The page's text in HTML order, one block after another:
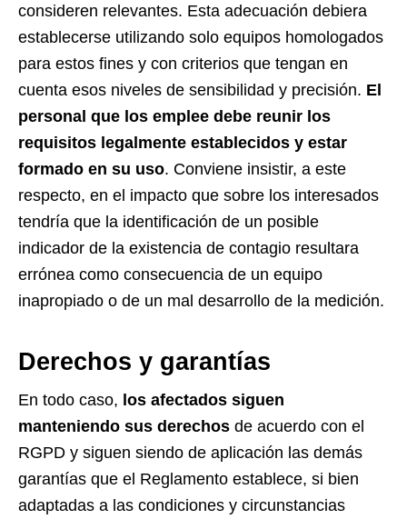
consideren relevantes. Esta adecuación debiera
establecerse utilizando solo equipos homologados
para estos fines y con criterios que tengan en
cuenta esos niveles de sensibilidad y precisión. El
personal que los emplee debe reunir los
requisitos legalmente establecidos y estar
formado en su uso. Conviene insistir, a este
respecto, en el impacto que sobre los interesados
tendría que la identificación de un posible
indicador de la existencia de contagio resultara
errónea como consecuencia de un equipo
inapropiado o de un mal desarrollo de la medición.
Derechos y garantías
En todo caso, los afectados siguen
manteniendo sus derechos de acuerdo con el
RGPD y siguen siendo de aplicación las demás
garantías que el Reglamento establece, si bien
adaptadas a las condiciones y circunstancias